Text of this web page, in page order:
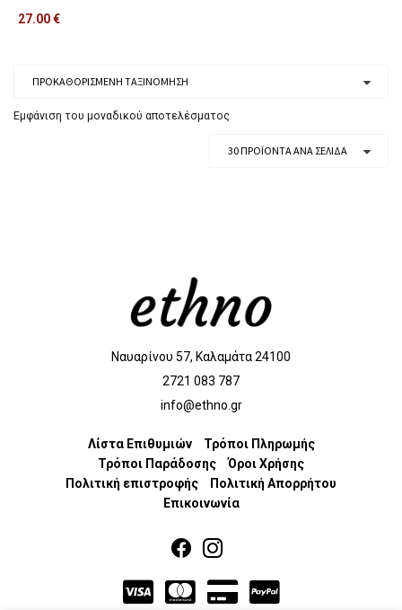
27.00€
Εμφάνιση του μοναδικού αποτελέσματος
Ναυαρίνου 57, Καλαμάτα 24100
2721 083 787
info@ethno.gr
Λίστα Επιθυμιών
Τρόποι Πληρωμής
Τρόποι Παράδοσης
Όροι Χρήσης
Πολιτική επιστροφής
Πολιτική Απορρήτου
Επικοινωνία